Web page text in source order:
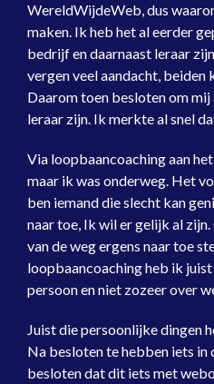
WereldWijdeWeb, dus
maken. Ik heb het al eerder
bedrijf en daarnaast leraar
vergen veel aandacht, beiden
Daarom toen besloten om
leraar zijn. Ik merkte al snel
Via loopbaancoaching aan
maar ik was onderweg. Het
ben iemand die slecht kan
naar toe, Ik wil er gelijk al
van de weg ergens naar toe
loopbaancoaching heb ik
persoon en niet zozeer over
Juist die persoonlijke dingen
Na besloten te hebben iets in
besloten dat dit iets met